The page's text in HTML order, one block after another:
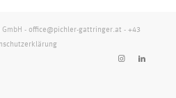
- office@pichler-gattringer.at - +43